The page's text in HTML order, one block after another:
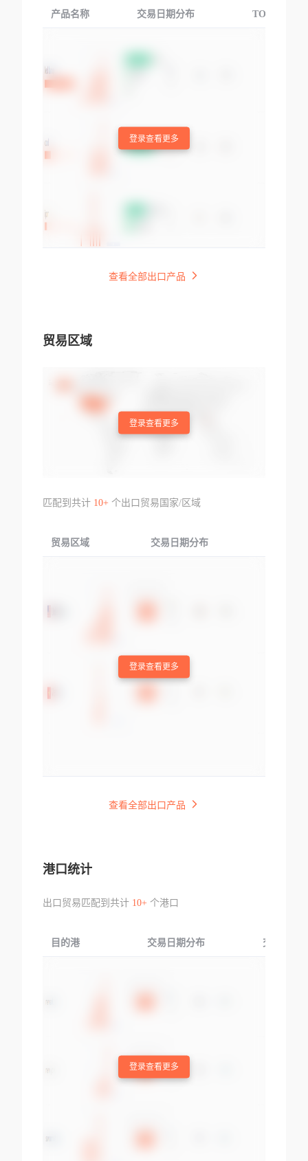
产品名称 交易日期分布 TOP3交易国
登录查看更多
查看全部出口产品
贸易区域
登录查看更多
匹配到共计 10+个出口贸易国家/区域
贸易区域 交易日期分布
登录查看更多
查看全部出口产品
港口统计
出口贸易匹配到共计 10+个港口
目的港 交易日期分布 交易产品
登录查看更多